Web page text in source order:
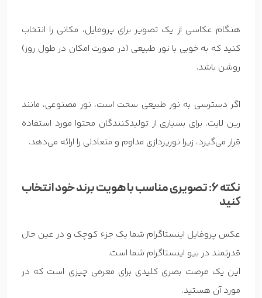
هنگام عکاسی از یک تصویر برای پروفایل، مکانی را انتخاب
کنید که به خوبی با نور طبیعی (در صورت امکان در طول روز)
روشن باشد.
اگر دسترسی به نور طبیعی سخت است، نور مصنوعی، مانند
رین لایت، برای بسیاری از تولیدکنندگان محتوا مورد استفاده
قرار می‌گیرد، زیرا نورپردازی مداوم و متعادلی را ارائه می‌دهد.
نکته 6: تصویری مناسب با هویت برند خود انتخاب
کنید
عکس پروفایل اینستاگرام شما یک جزء کوچک و در عین حال
قدرتمند در بیو اینستاگرام شما است.
این یک فرصت بصری کلیدی برای معرفی چیزی است که در
مورد آن هستید.